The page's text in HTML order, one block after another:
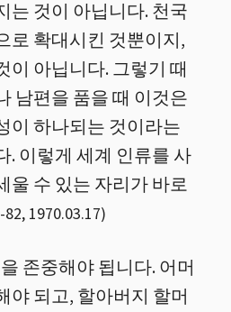
는 것이 아닙니다. 천국
로 확대시킨 것뿐이지,
이 아닙니다. 그렇기 때
남편을 품을 때 이것은
이 하나되는 것이라는
. 이렇게 세계 인류를 사
울 수 있는 자리가 바로
-82, 1970.03.17)
존중해야 됩니다. 어머
야 되고, 할아버지 할머